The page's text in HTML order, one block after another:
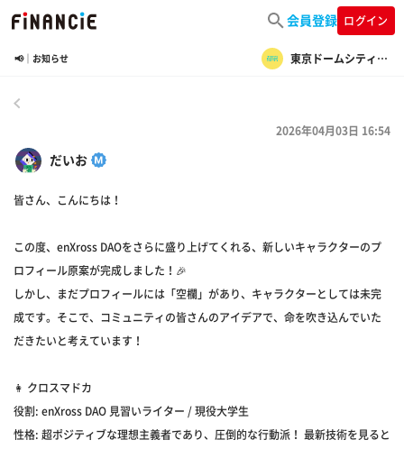
会員登録 ログイン
📢｜お知らせ 東京ドームシティ・ファンコミュニティ
だいお
2026年04月03日 16:54
皆さん、こんにちは！
この度、enXross DAOをさらに盛り上げてくれる、新しいキャラクターのプ
ロフィール原案が完成しました！🎉
しかし、まだプロフィールには「空欄」があり、キャラクターとしては未完
成です。そこで、コミュニティの皆さんのアイデアで、命を吹き込んでいた
だきたいと考えています！
👩 クロスマドカ
役割: enXross DAO 見習いライター / 現役大学生
性格: 超ポジティブな理想主義者であり、圧倒的な行動派！ 最新技術を見ると